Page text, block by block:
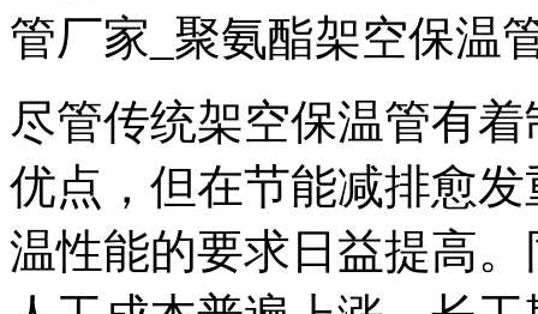
管厂家_聚氨酯架空保温
尽管传统架空保温管有
优点，但在节能减排愈
温性能的要求日益提高